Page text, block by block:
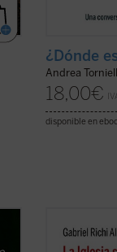
¿Dónde
Andrea
18,00€
disponible en
La Iglesia
ofrece una